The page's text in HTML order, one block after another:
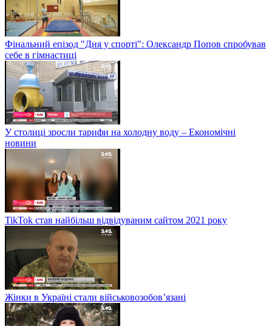
Фінальний епізод "Дня у спорті": Олександр Попов спробував
себе в гімнастиці
У столиці зросли тарифи на холодну воду – Економічні
новини
TikTok став найбільш відвідуваним сайтом 2021 року
Жінки в Україні стали військовозобов’язані